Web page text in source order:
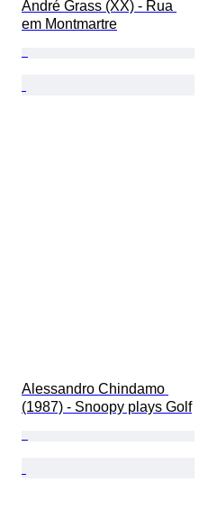
André Grass (XX) - Rua
em Montmartre
Alessandro Chindamo
(1987) - Snoopy plays Golf